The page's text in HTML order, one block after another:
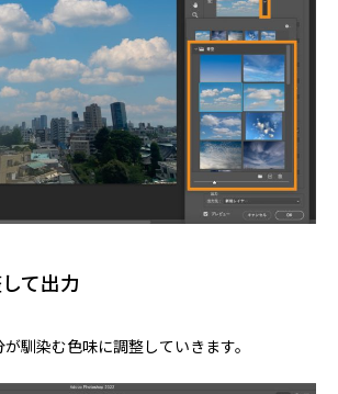
て出力
馴染む色味に調整していきます。